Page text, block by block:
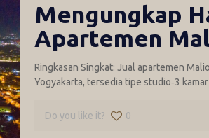
Mengungkap
Apartemen
Ringkasan Singkat: Jual apartemen
Yogyakarta, tersedia tipe studio‑3
Do you like it? 0